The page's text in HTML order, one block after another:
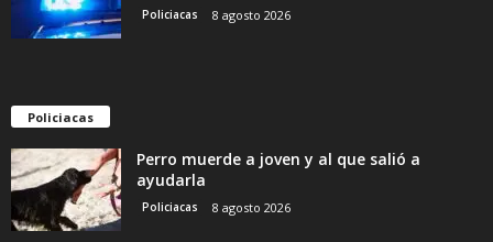
Policiacas 8 agosto 2026
Policiacas
Perro muerde a joven y al que salió a
ayudarla
Policiacas 8 agosto 2026